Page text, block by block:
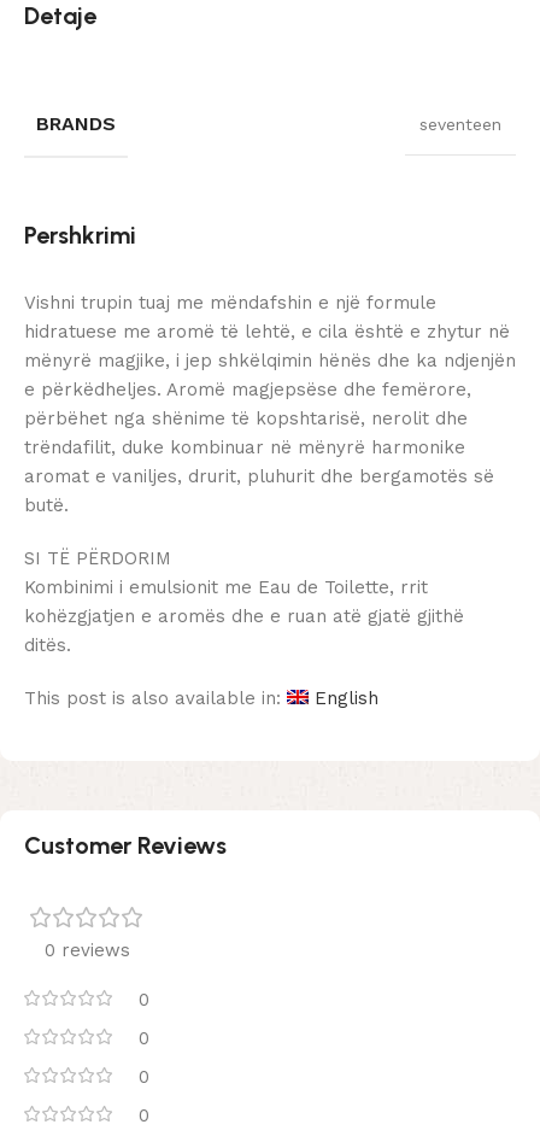
Detaje
BRANDS seventeen
Pershkrimi
Vishni trupin tuaj me mëndafshin e një formule
hidratuese me aromë të lehtë, e cila është e zhytur në
mënyrë magjike, i jep shkëlqimin hënës dhe ka ndjenjën
e përkëdheljes. Aromë magjepsëse dhe femërore,
përbëhet nga shënime të kopshtarisë, nerolit dhe
trëndafilit, duke kombinuar në mënyrë harmonike
aromat e vaniljes, drurit, pluhurit dhe bergamotës së
butë.
SI TË PËRDORIM
Kombinimi i emulsionit me Eau de Toilette, rrit
kohëzgjatjen e aromës dhe e ruan atë gjatë gjithë
ditës.
This post is also available in: English
Customer Reviews
0 reviews
0
0
0
0